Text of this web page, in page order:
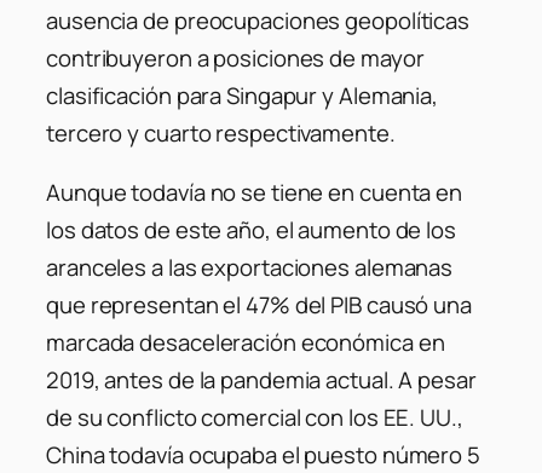
ausencia de preocupaciones geopolíticas
contribuyeron a posiciones de mayor
clasificación para Singapur y Alemania,
tercero y cuarto respectivamente.
Aunque todavía no se tiene en cuenta en
los datos de este año, el aumento de los
aranceles a las exportaciones alemanas
que representan el 47% del PIB causó una
marcada desaceleración económica en
2019, antes de la pandemia actual. A pesar
de su conflicto comercial con los EE. UU.,
China todavía ocupaba el puesto número 5